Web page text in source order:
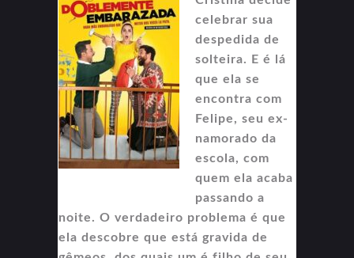
celebrar sua
despedida de
solteira. E é lá
que ela se
encontra com
Felipe, seu ex-
namorado da
escola, com
quem ela acaba
passando a
noite. O verdadeiro problema é que
ela descobre que está gravida de